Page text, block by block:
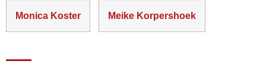
Monica Koster Meike Korpershoek